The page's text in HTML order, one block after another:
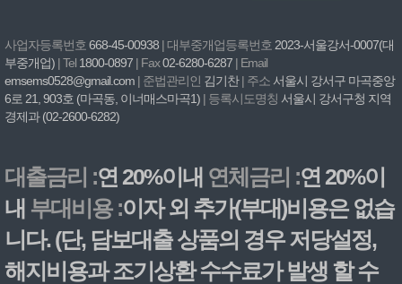
사업자등록번호 668-45-00938 | 대부중개업등록번호 2023-서울강서-0007(대
부중개업) | Tel 1800-0897 | Fax02-6280-6287 | Email
emsems0528@gmail.com | 준법관리인 김기찬| 주소 서울시 강서구 마곡중앙
6로 21, 903호 (마곡동, 이너매스마곡1) | 등록시도명칭 서울시 강서구청 지역
경제과 (02-2600-6282)
대출금리 :연 20%이내 연체금리 :연 20%이
내 부대비용 :이자 외 추가(부대)비용은 없습
니다. (단, 담보대출 상품의 경우 저당설정,
해지비용과 조기상환 수수료가 발생 할 수